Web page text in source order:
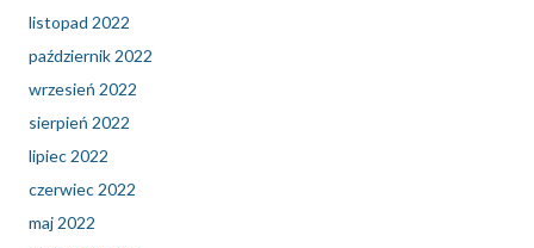
listopad 2022
październik 2022
wrzesień 2022
sierpień 2022
lipiec 2022
czerwiec 2022
maj 2022